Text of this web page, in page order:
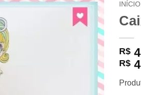
INÍCIO
R$
R$